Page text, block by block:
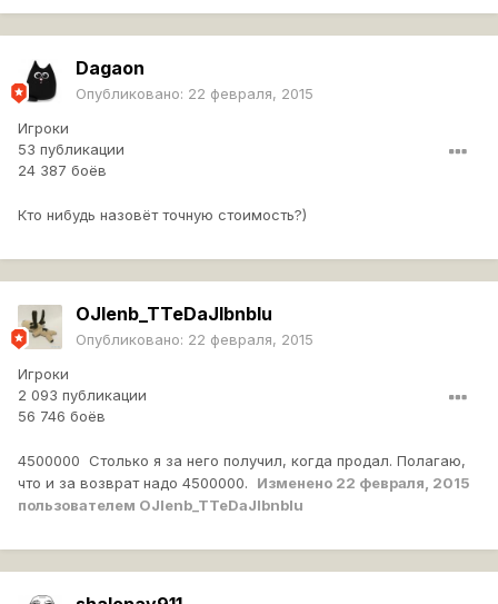
Dagaon
Опубликовано: 22 февраля, 2015
Игроки
53 публикации
24 387 боёв
Кто нибудь назовёт точную стоимость?)
OJIenb_TTeDaJIbnbIu
Опубликовано: 22 февраля, 2015
Игроки
2 093 публикации
56 746 боёв
4500000 Столько я за него получил, когда продал. Полагаю,
что и за возврат надо 4500000. Изменено 22 февраля, 2015
пользователем OJIenb_TTeDaJIbnbIu